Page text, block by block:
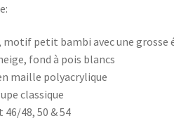
petit bambi avec une grosse
fond à pois blancs
maille polyacrylique
classique
46/48, 50 & 54